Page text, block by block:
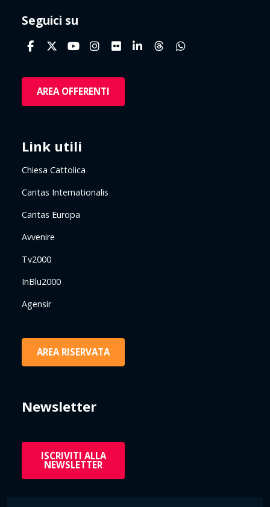
Seguici su
AREA OFFERENTI
Link utili
Chiesa Cattolica
Caritas Internationalis
Caritas Europa
Avvenire
Tv2000
InBlu2000
Agensir
AREA RISERVATA
Newsletter
ISCRIVITI ALLA
NEWSLETTER